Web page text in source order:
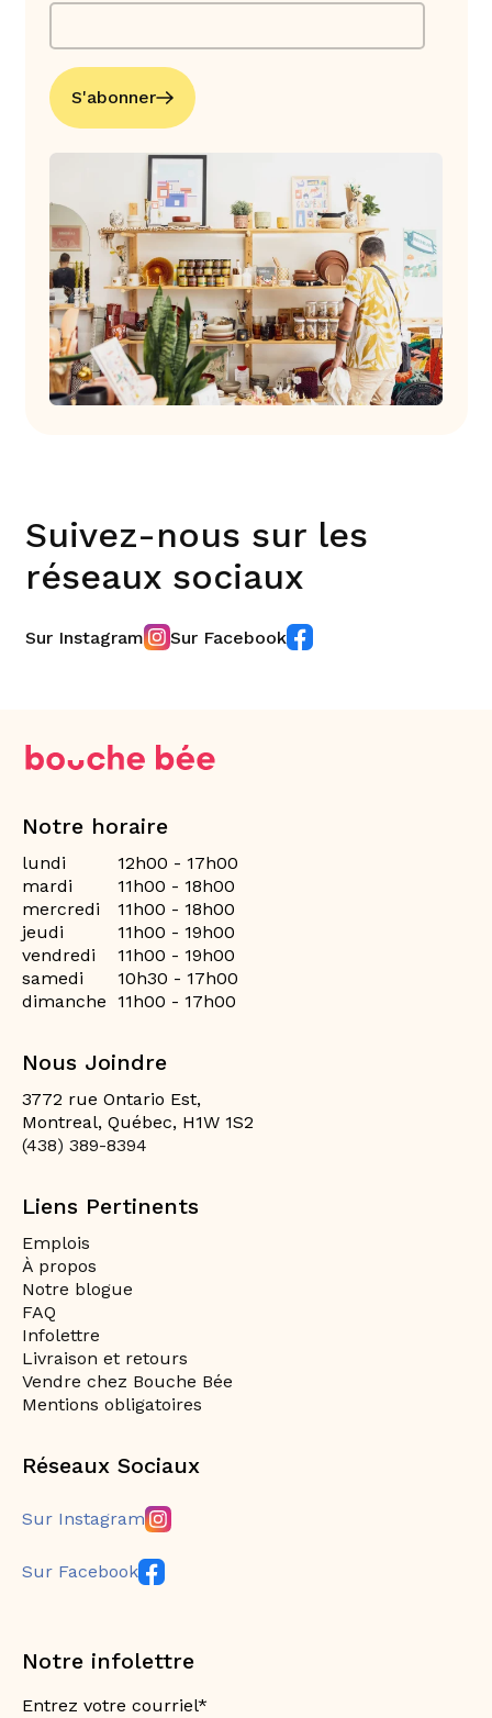
S'abonner
Suivez-nous sur les
réseaux sociaux
Sur Instagram Sur Facebook
Notre horaire
lundi
12h00 - 17h00
mardi
11h00 - 18h00
mercredi
11h00 - 18h00
jeudi
11h00 - 19h00
vendredi
11h00 - 19h00
samedi
10h30 - 17h00
dimanche
11h00 - 17h00
Nous Joindre
3772 rue Ontario Est,
Montreal, Québec, H1W 1S2
(438) 389-8394
Liens Pertinents
Emplois
À propos
Notre blogue
FAQ
Infolettre
Livraison et retours
Vendre chez Bouche Bée
Mentions obligatoires
Réseaux Sociaux
Sur Instagram
Sur Facebook
Notre infolettre
Entrez votre courriel*